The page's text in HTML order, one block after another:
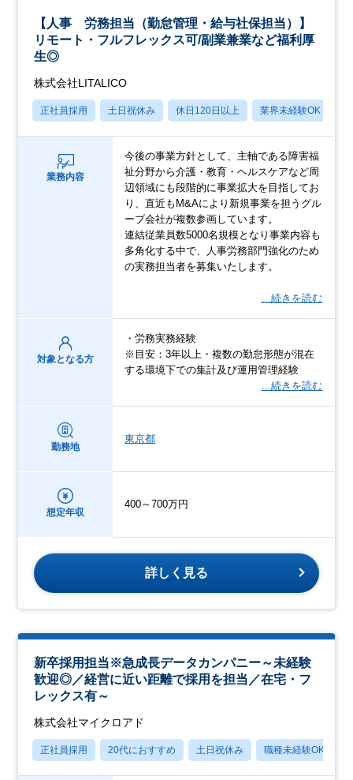
【人事 労務担当（勤怠管理・給与社保担当）】
リモート・フルフレックス可/副業兼業など福利厚
生◎
株式会社LITALICO
正社員採用 土日祝休み 休日120日以上 業界未経験OK
業務内容
今後の事業方針として、主軸である障害福
祉分野から介護・教育・ヘルスケアなど周
辺領域にも段階的に事業拡大を目指してお
り、直近もM&Aにより新規事業を担うグル
ープ会社が複数参画しています。
連結従業員数5000名規模となり事業内容も
多角化する中で、人事労務部門強化のため
の実務担当者を募集いたします。
…続きを読む
対象となる方
・労務実務経験
※目安：3年以上・複数の勤怠形態が混在
する環境下での集計及び運用管理経験
…続きを読む
勤務地
東京都
想定年収
400～700万円
詳しく見る
新卒採用担当※急成長データカンパニー～未経験
歓迎◎／経営に近い距離で採用を担当／在宅・フ
レックス有～
株式会社マイクロアド
正社員採用 20代におすすめ 土日祝休み 職種未経験OK